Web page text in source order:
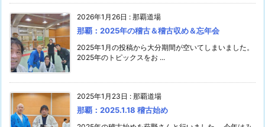
2026年1月26日 : 那覇道場
那覇：2025年の稽古＆稽古収め＆忘年会
2025年1月の投稿から大分期間が空いてしまいました。
2025年のトピックスをお ...
2025年1月23日 : 那覇道場
那覇：2025.1.18 稽古始め